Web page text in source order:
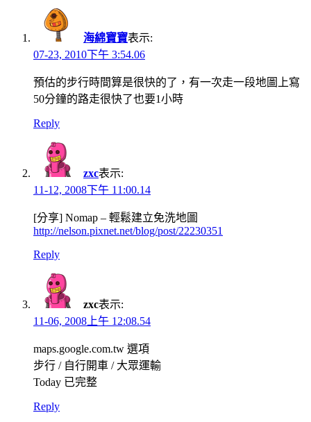
海綿寶寶表示:
07-23, 2010下午 3:54.06
預估的步行時間算是很快的了，有一次走一段地圖上寫
50分鐘的路走很快了也要1小時
Reply
zxc表示:
11-12, 2008下午 11:00.14
[分享] Nomap – 輕鬆建立免洗地圖
http://nelson.pixnet.net/blog/post/22230351
Reply
zxc表示:
11-06, 2008上午 12:08.54
maps.google.com.tw 選項
步行 / 自行開車 / 大眾運輸
Today 已完整
Reply